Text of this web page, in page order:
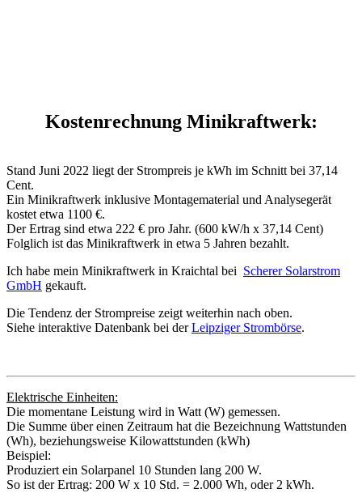
Kostenrechnung Minikraftwerk:
Stand Juni 2022 liegt der Strompreis je kWh im Schnitt bei 37,14
Cent.
Ein Minikraftwerk inklusive Montagematerial und Analysegerät
kostet etwa 1100 €.
Der Ertrag sind etwa 222 € pro Jahr. (600 kW/h x 37,14 Cent)
Folglich ist das Minikraftwerk in etwa 5 Jahren bezahlt.
Ich habe mein Minikraftwerk in Kraichtal bei Scherer Solarstrom
GmbH gekauft.
Die Tendenz der Strompreise zeigt weiterhin nach oben.
Siehe interaktive Datenbank bei derLeipziger Strombörse.
Elektrische Einheiten:
Die momentane Leistung wird in Watt (W) gemessen.
Die Summe über einen Zeitraum hat die Bezeichnung Wattstunden
(Wh), beziehungsweise Kilowattstunden (kWh)
Beispiel:
Produziert ein Solarpanel 10 Stunden lang 200 W.
So ist der Ertrag: 200 W x 10 Std. = 2.000 Wh, oder 2 kWh.